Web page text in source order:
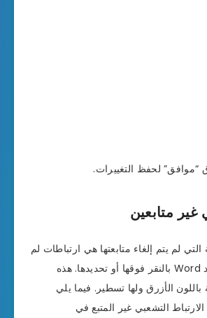
“موافق” لحفظ التغييرات.
غير متابعين
التي لم يتم إلغاء متابعتها هي ارتباطات لم
يقم مستخدم مستند Word بالنقر فوقها أو تحديدها. هذه
باللون الأزرق ولها تسطير. فيما يلي
التشعبي غير المتبع في